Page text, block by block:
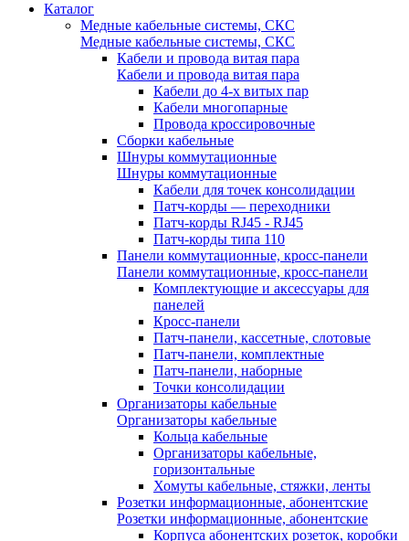
Каталог
Медные кабельные системы, СКС
Медные кабельные системы, СКС
Кабели и провода витая пара
Кабели и провода витая пара
Кабели до 4-х витых пар
Кабели многопарные
Провода кроссировочные
Сборки кабельные
Шнуры коммутационные
Шнуры коммутационные
Кабели для точек консолидации
Патч-корды — переходники
Патч-корды RJ45 - RJ45
Патч-корды типа 110
Панели коммутационные, кросс-панели
Панели коммутационные, кросс-панели
Комплектующие и аксессуары для
панелей
Кросс-панели
Патч-панели, кассетные, слотовые
Патч-панели, комплектные
Патч-панели, наборные
Точки консолидации
Организаторы кабельные
Организаторы кабельные
Кольца кабельные
Организаторы кабельные,
горизонтальные
Хомуты кабельные, стяжки, ленты
Розетки информационные, абонентские
Розетки информационные, абонентские
Корпуса абонентских розеток, коробки